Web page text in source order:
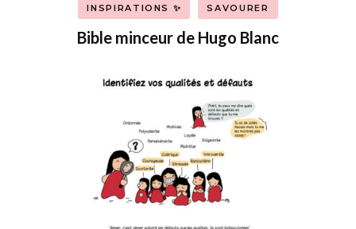
INSPIRATIONS ✨ SAVOURER
Bible minceur de Hugo Blanc